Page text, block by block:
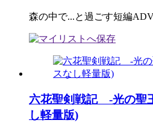
森の中で...と過ごす短編
六花聖剣戦記 -光の聖
し軽量版)